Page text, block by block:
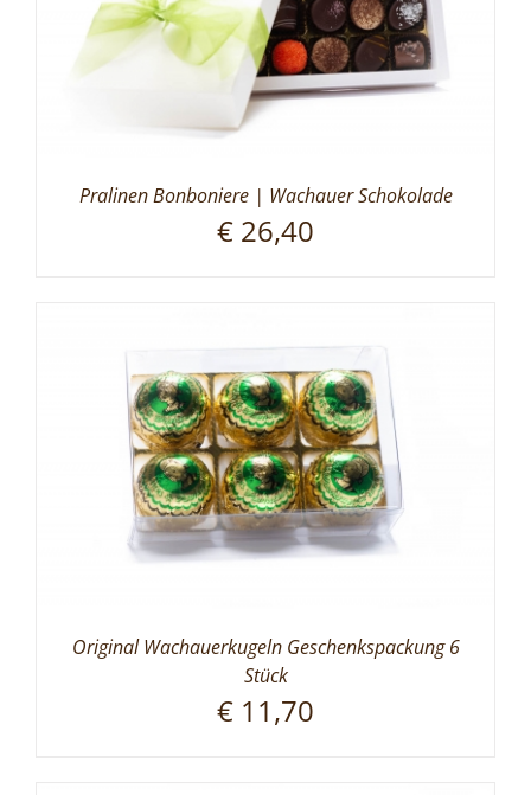
Pralinen Bonboniere | Wachauer Schokolade
€ 26,40
Original Wachauerkugeln Geschenkspackung 6
Stück
€ 11,70